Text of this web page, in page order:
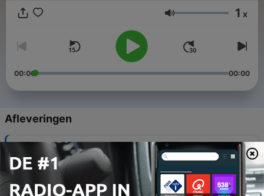
Volume 1 x
00:00 00:00
Afleveringen
De Bullbar fight met advocaat Sivar Buining
15 jul. 2026
69 - Met de Rijksdienst Wegverkeer (RDW) over de